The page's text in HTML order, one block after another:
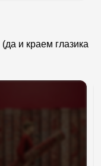
и краем глазика